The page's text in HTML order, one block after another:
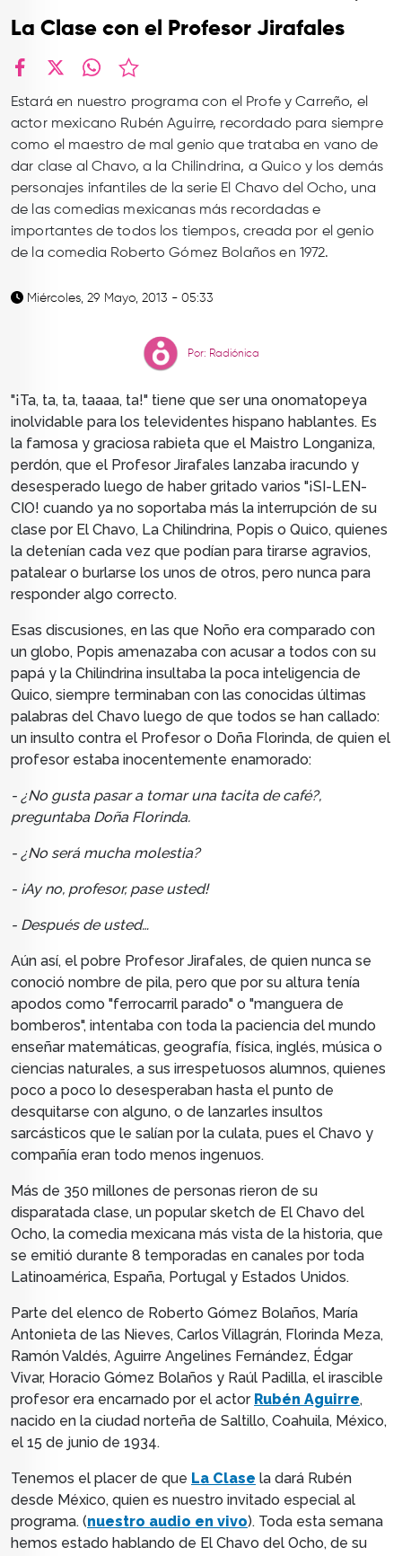
La Clase con el Profesor Jirafales
Estará en nuestro programa con el Profe y Carreño, el
actor mexicano Rubén Aguirre, recordado para siempre
como el maestro de mal genio que trataba en vano de
dar clase al Chavo, a la Chilindrina, a Quico y los demás
personajes infantiles de la serie El Chavo del Ocho, una
de las comedias mexicanas más recordadas e
importantes de todos los tiempos, creada por el genio
de la comedia Roberto Gómez Bolaños en 1972.
Miércoles, 29 Mayo, 2013 - 05:33
Por: Radiónica
"¡Ta, ta, ta, taaaa, ta!" tiene que ser una onomatopeya
inolvidable para los televidentes hispano hablantes. Es
la famosa y graciosa rabieta que el Maistro Longaniza,
perdón, que el Profesor Jirafales lanzaba iracundo y
desesperado luego de haber gritado varios "¡SI-LEN-
CIO! cuando ya no soportaba más la interrupción de su
clase por El Chavo, La Chilindrina, Popis o Quico, quienes
la detenían cada vez que podían para tirarse agravios,
patalear o burlarse los unos de otros, pero nunca para
responder algo correcto.
Esas discusiones, en las que Noño era comparado con
un globo, Popis amenazaba con acusar a todos con su
papá y la Chilindrina insultaba la poca inteligencia de
Quico, siempre terminaban con las conocidas últimas
palabras del Chavo luego de que todos se han callado:
un insulto contra el Profesor o Doña Florinda, de quien el
profesor estaba inocentemente enamorado:
- ¿No gusta pasar a tomar una tacita de café?,
preguntaba Doña Florinda.
- ¿No será mucha molestia?
- ¡Ay no, profesor, pase usted!
- Después de usted…
Aún así, el pobre Profesor Jirafales, de quien nunca se
conoció nombre de pila, pero que por su altura tenía
apodos como "ferrocarril parado" o "manguera de
bomberos", intentaba con toda la paciencia del mundo
enseñar matemáticas, geografía, física, inglés, música o
ciencias naturales, a sus irrespetuosos alumnos, quienes
poco a poco lo desesperaban hasta el punto de
desquitarse con alguno, o de lanzarles insultos
sarcásticos que le salían por la culata, pues el Chavo y
compañía eran todo menos ingenuos.
Más de 350 millones de personas rieron de su
disparatada clase, un popular sketch de El Chavo del
Ocho, la comedia mexicana más vista de la historia, que
se emitió durante 8 temporadas en canales por toda
Latinoamérica, España, Portugal y Estados Unidos.
Parte del elenco de Roberto Gómez Bolaños, María
Antonieta de las Nieves, Carlos Villagrán, Florinda Meza,
Ramón Valdés, Aguirre Angelines Fernández, Édgar
Vivar, Horacio Gómez Bolaños y Raúl Padilla, el irascible
profesor era encarnado por el actor Rubén Aguirre,
nacido en la ciudad norteña de Saltillo, Coahuila, México,
el 15 de junio de 1934.
Tenemos el placer de que La Clase la dará Rubén
desde México, quien es nuestro invitado especial al
programa. (nuestro audio en vivo). Toda esta semana
hemos estado hablando de El Chavo del Ocho, de su